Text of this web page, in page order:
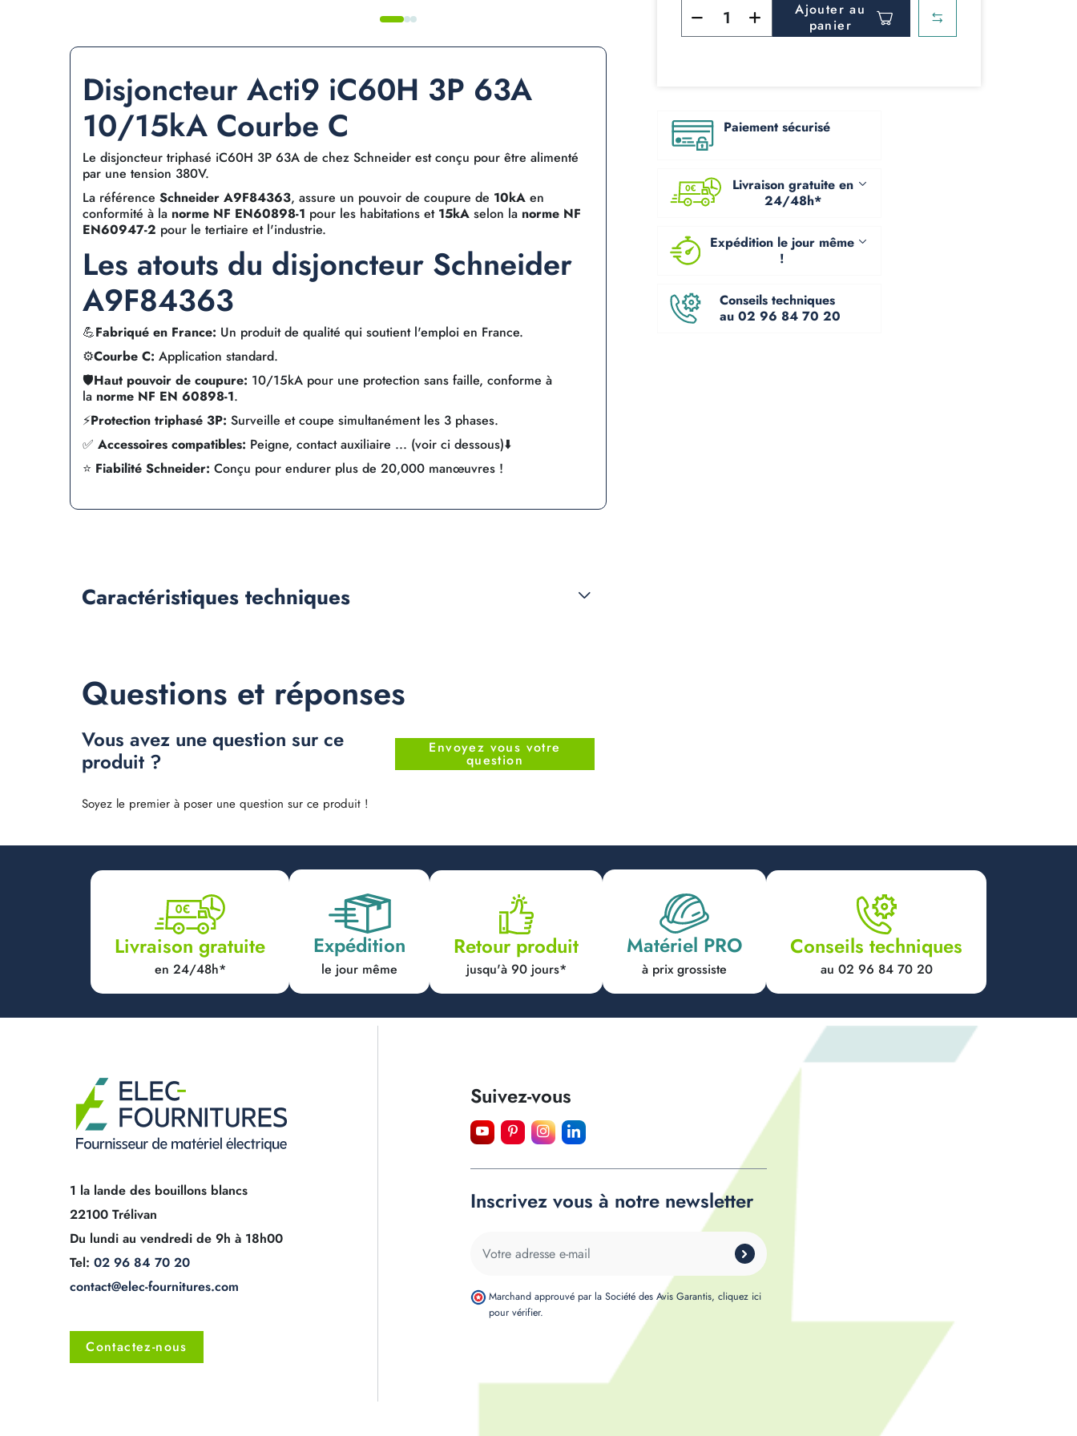
Ajouter au
panier
Paiement sécurisé
Livraison gratuite en
24/48h*
Expédition le jour même
!
Conseils techniques
au 02 96 84 70 20
Disjoncteur Acti9 iC60H 3P 63A
10/15kA Courbe C
Le disjoncteur triphasé iC60H 3P 63A de chez Schneider est conçu pour être alimenté
par une tension 380V.
La référenceSchneider A9F84363, assure un pouvoir de coupure de 10kA en
conformité à la norme NF EN60898-1 pour les habitations et 15kA selon la norme NF
EN60947-2 pour le tertiaire et l'industrie.
Les atouts du disjoncteur Schneider
A9F84363
💪Fabriqué en France: Un produit de qualité qui soutient l'emploi en France.
⚙️Courbe C: Application standard.
🛡️Haut pouvoir de coupure: 10/15kA pour une protection sans faille, conforme à
la norme NF EN 60898-1.
⚡Protection triphasé 3P: Surveille et coupe simultanément les 3 phases.
✅Accessoires compatibles: Peigne, contact auxiliaire ... (voir ci dessous)⬇️
⭐ Fiabilité Schneider: Conçu pour endurer plus de 20,000 manœuvres !
Caractéristiquestechniques
Questions et réponses
Vous avez une question sur ce
produit ?
Envoyez vous votre
question
Soyez le premier à poser une question sur ce produit !
Livraison gratuite
en 24/48h*
Expédition
le jour même
Retour produit
jusqu'à 90 jours*
Matériel PRO
à prix grossiste
Conseils techniques
au 02 96 84 70 20
1 la lande des bouillons blancs
22100 Trélivan
Du lundi au vendredi de 9h à 18h00
Tel: 02 96 84 70 20
contact@elec-fournitures.com
Contactez-nous
Suivez-vous
Inscrivez vous à notre newsletter
Marchand approuvé par la Société des Avis Garantis,cliquez ici
pour vérifier.